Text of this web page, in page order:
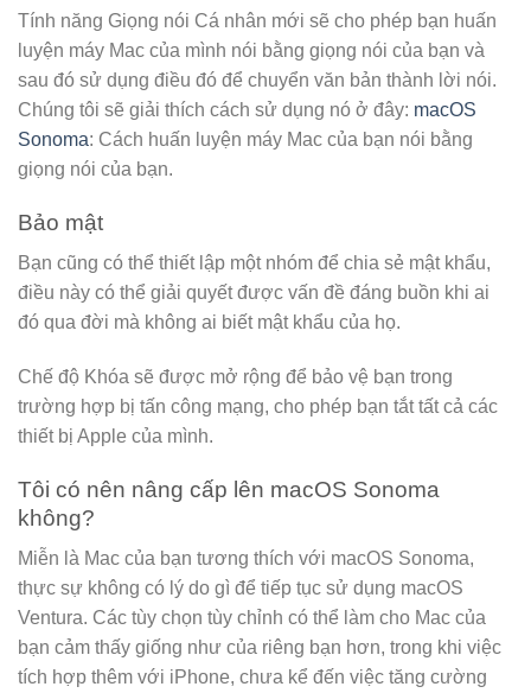
Tính năng Giọng nói Cá nhân mới sẽ cho phép bạn huấn
luyện máy Mac của mình nói bằng giọng nói của bạn và
sau đó sử dụng điều đó để chuyển văn bản thành lời nói.
Chúng tôi sẽ giải thích cách sử dụng nó ở đây: macOS
Sonoma: Cách huấn luyện máy Mac của bạn nói bằng
giọng nói của bạn.
Bảo mật
Bạn cũng có thể thiết lập một nhóm để chia sẻ mật khẩu,
điều này có thể giải quyết được vấn đề đáng buồn khi ai
đó qua đời mà không ai biết mật khẩu của họ.
Chế độ Khóa sẽ được mở rộng để bảo vệ bạn trong
trường hợp bị tấn công mạng, cho phép bạn tắt tất cả các
thiết bị Apple của mình.
Tôi có nên nâng cấp lên macOS Sonoma
không?
Miễn là Mac của bạn tương thích với macOS Sonoma,
thực sự không có lý do gì để tiếp tục sử dụng macOS
Ventura. Các tùy chọn tùy chỉnh có thể làm cho Mac của
bạn cảm thấy giống như của riêng bạn hơn, trong khi việc
tích hợp thêm với iPhone, chưa kể đến việc tăng cường